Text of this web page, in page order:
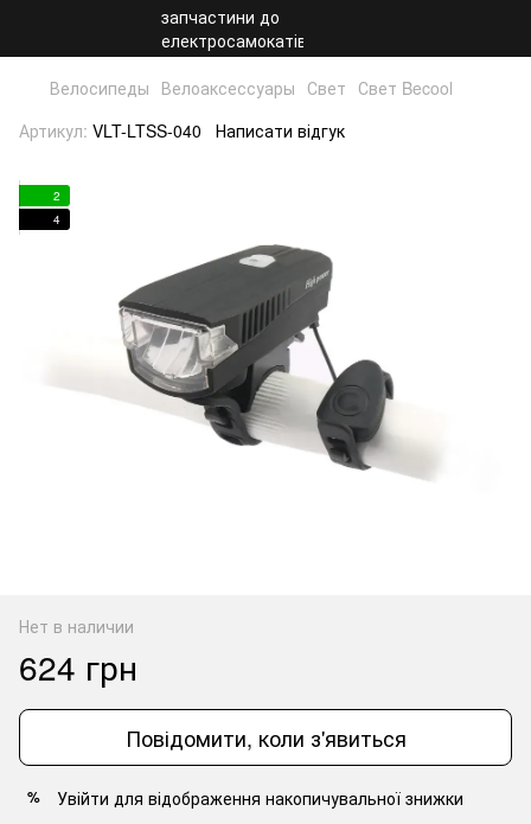
Велосипеды Велоаксессуары Свет Свет Becool
Артикул: VLT-LTSS-040 Написати відгук
2
4
Нет в наличии
624 грн
Повідомити, коли з'явиться
% Увійти для відображення накопичувальної знижки